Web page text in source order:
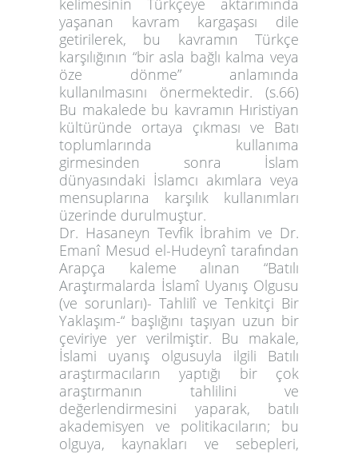
kelimesinin Türkçeye aktarımında
yaşanan kavram kargaşası dile
getirilerek, bu kavramın Türkçe
karşılığının “bir asla bağlı kalma veya
öze dönme” anlamında
kullanılmasını önermektedir. (s.66)
Bu makalede bu kavramın Hıristiyan
kültüründe ortaya çıkması ve Batı
toplumlarında kullanıma
girmesinden sonra İslam
dünyasındaki İslamcı akımlara veya
mensuplarına karşılık kullanımları
üzerinde durulmuştur.
Dr. Hasaneyn Tevfik İbrahim ve Dr.
Emanî Mesud el-Hudeynî tarafından
Arapça kaleme alınan “Batılı
Araştırmalarda İslamî Uyanış Olgusu
(ve sorunları)- Tahlilî ve Tenkitçi Bir
Yaklaşım-“ başlığını taşıyan uzun bir
çeviriye yer verilmiştir. Bu makale,
İslami uyanış olgusuyla ilgili Batılı
araştırmacıların yaptığı bir çok
araştırmanın tahlilini ve
değerlendirmesini yaparak, batılı
akademisyen ve politikacıların; bu
olguya, kaynakları ve sebepleri,